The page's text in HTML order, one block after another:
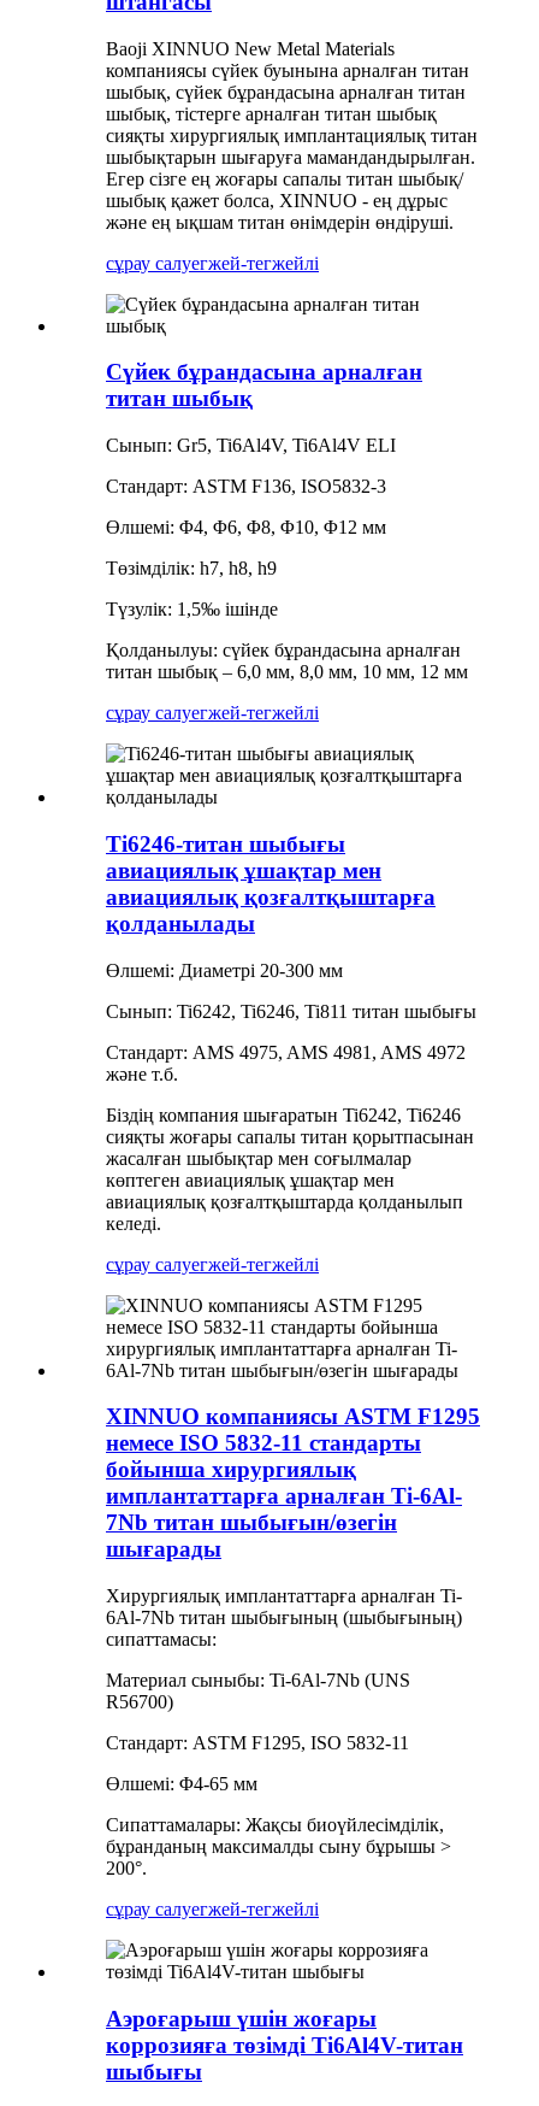
Baoji XINNUO New Metal Materials
компаниясы сүйек буынына арналған титан
шыбық, сүйек бұрандасына арналған титан
шыбық, тістерге арналған титан шыбық
сияқты хирургиялық имплантациялық титан
шыбықтарын шығаруға мамандандырылған.
Егер сізге ең жоғары сапалы титан шыбық/
шыбық қажет болса, XINNUO - ең дұрыс
және ең ықшам титан өнімдерін өндіруші.
сұрау салуегжей-тегжейлі
Сүйек бұрандасына арналған
титан шыбық
Сынып: Gr5, Ti6Al4V, Ti6Al4V ELI
Стандарт: ASTM F136, ISO5832-3
Өлшемі: Φ4, Φ6, Φ8, Φ10, Φ12 мм
Төзімділік: h7, h8, h9
Түзулік: 1,5‰ ішінде
Қолданылуы: сүйек бұрандасына арналған
титан шыбық – 6,0 мм, 8,0 мм, 10 мм, 12 мм
сұрау салуегжей-тегжейлі
Ti6246-титан шыбығы
авиациялық ұшақтар мен
авиациялық қозғалтқыштарға
қолданылады
Өлшемі: Диаметрі 20-300 мм
Сынып: Ti6242, Ti6246, Ti811 титан шыбығы
Стандарт: AMS 4975, AMS 4981, AMS 4972
және т.б.
Біздің компания шығаратын Ti6242, Ti6246
сияқты жоғары сапалы титан қорытпасынан
жасалған шыбықтар мен соғылмалар
көптеген авиациялық ұшақтар мен
авиациялық қозғалтқыштарда қолданылып
келеді.
сұрау салуегжей-тегжейлі
XINNUO компаниясы ASTM F1295
немесе ISO 5832-11 стандарты
бойынша хирургиялық
имплантаттарға арналған Ti-6Al-
7Nb титан шыбығын/өзегін
шығарады
Хирургиялық имплантаттарға арналған Ti-
6Al-7Nb титан шыбығының (шыбығының)
сипаттамасы:
Материал сыныбы: Ti-6Al-7Nb (UNS
R56700)
Стандарт: ASTM F1295, ISO 5832-11
Өлшемі: Φ4-65 мм
Сипаттамалары: Жақсы биоүйлесімділік,
бұранданың максималды сыну бұрышы >
200°.
сұрау салуегжей-тегжейлі
Аэроғарыш үшін жоғары
коррозияға төзімді Ti6Al4V-титан
шыбығы